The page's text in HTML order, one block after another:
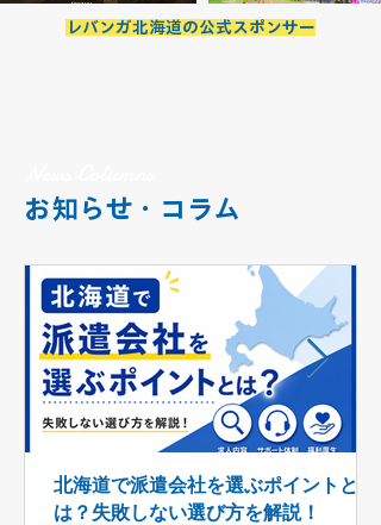
レバンガ北海道の公式スポンサー
お知らせ・コラム​
北海道で派遣会社を選ぶポイントと
は？失敗しない選び方を解説！